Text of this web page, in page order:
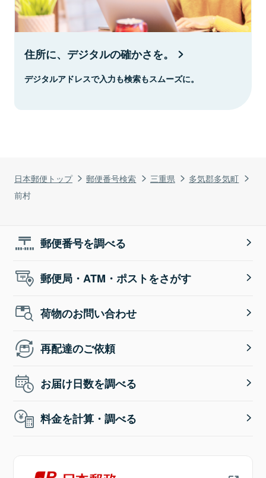
日本郵便トップ 郵便番号検索 三重県
多気郡多気町
前村
住所に、デジタルの確かさを。
デジタルアドレスで入力も検索もスムーズに。
郵便番号を調べる
郵便局・ATM・ポストをさがす
荷物のお問い合わせ
再配達のご依頼
お届け日数を調べる
料金を計算・調べる